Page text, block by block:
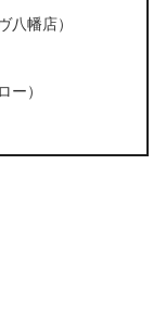
八幡店）
ー）